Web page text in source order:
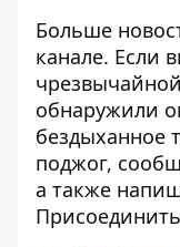
Больше
канале. Если
обнаружили
бездыханное
поджог,
а также